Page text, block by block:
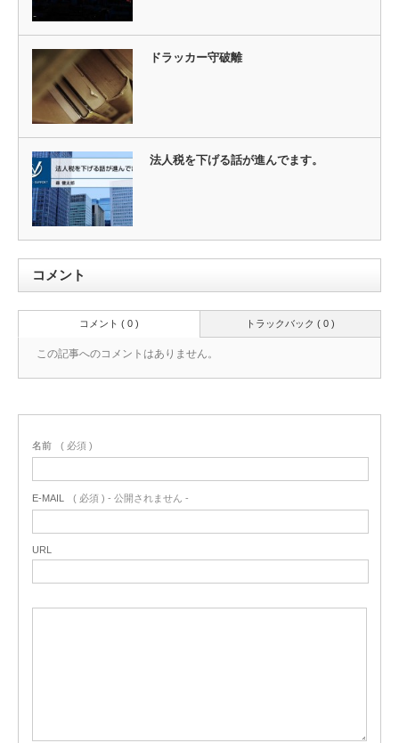
ドラッカー守破離
法人税を下げる話が進んでます。
コメント
トラックバック ( 0 )
コメント ( 0 )
この記事へのコメントはありません。
名前 ( 必須 )
E-MAIL ( 必須 ) - 公開されません -
URL